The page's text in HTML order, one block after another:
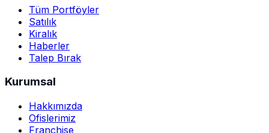
Tüm Portföyler
Satılık
Kiralık
Haberler
Talep Bırak
Kurumsal
Hakkımızda
Ofislerimiz
Franchise